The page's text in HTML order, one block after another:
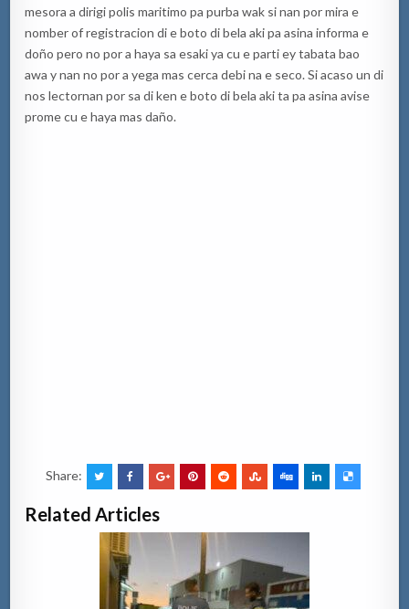
mesora a dirigi polis maritimo pa purba wak si nan por mira e
nomber of registracion di e boto di bela aki pa asina informa e
doño pero no por a haya sa esaki ya cu e parti ey tabata bao
awa y nan no por a yega mas cerca debi na e seco. Si acaso un di
nos lectornan por sa di ken e boto di bela aki ta pa asina avise
prome cu e haya mas daño.
Share:
Related Articles